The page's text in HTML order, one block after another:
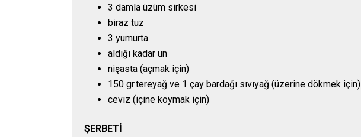
3 damla üzüm sirkesi
biraz tuz
3 yumurta
aldığı kadar un
nişasta (açmak için)
150 gr.tereyağ ve 1 çay bardağı sıvıyağ (üzerine dökmek için)
ceviz (içine koymak için)
ŞERBETİ